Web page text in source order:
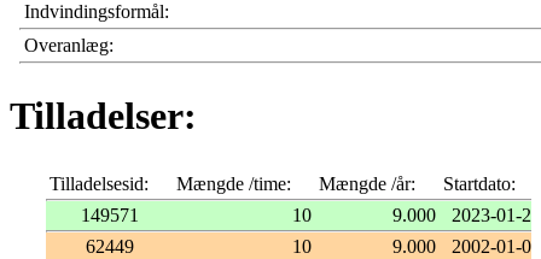
Indvindingsformål:
Overanlæg:
Tilladelser:
Tilladelsesid: Mængde /time: Mængde /år:
Startdato:
149571
10 9.000
2023-01-25
62449
10 9.000
2002-01-08